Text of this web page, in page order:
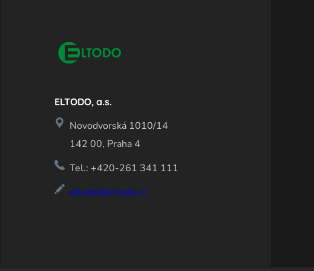
ELTODO, a.s.
Novodvorská 1010/14
142 00, Praha 4
Tel.: +420-261 341 111
eltodo@eltodo.cz